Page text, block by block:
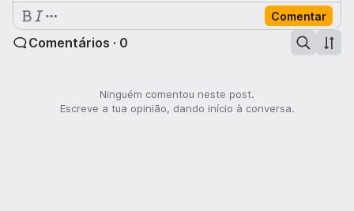
Comentar
Comentários · 0
Ninguém comentou neste post.
Escreve a tua opinião, dando início à conversa.